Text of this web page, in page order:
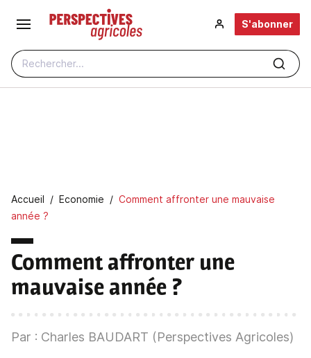
Aller au contenu principal
Rechercher...
S'abonner
Fil d'Ariane
Accueil Economie
Comment affronter une mauvaise
année ?
Comment affronter une
mauvaise année ?
Par : Charles BAUDART (Perspectives Agricoles)